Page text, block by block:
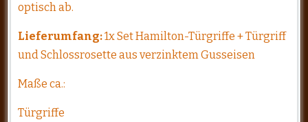
optisch ab.
Lieferumfang:1x Set Hamilton-Türgriffe + Türgriff
und Schlossrosette aus verzinktem Gusseisen
Maße ca.:
Türgriffe